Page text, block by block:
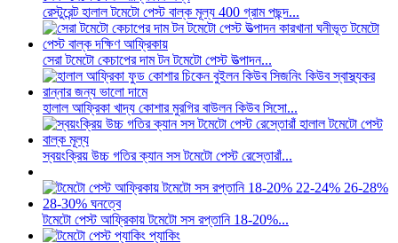
রেস্টুরেন্ট হালাল টমেটো পেস্ট বাল্ক মূল্য 400 গ্রাম পছন্দ...
সেরা টমেটো কেচাপের দাম টন টমেটো পেস্ট উত্পাদন...
হালাল আফ্রিকা খাদ্য কোশার মুরগির বাউলন কিউব সিসো...
স্বয়ংক্রিয় উচ্চ গতির ক্যান সস টমেটো পেস্ট রেস্তোরাঁ...
টমেটো পেস্ট আফ্রিকায় টমেটো সস রপ্তানি 18-20%...